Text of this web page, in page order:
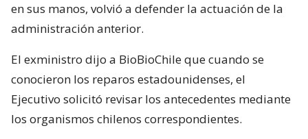
en sus manos, volvió a defender la actuación de la
administración anterior.
El exministro dijo a BioBioChile que cuando se
conocieron los reparos estadounidenses, el
Ejecutivo solicitó revisar los antecedentes mediante
los organismos chilenos correspondientes.